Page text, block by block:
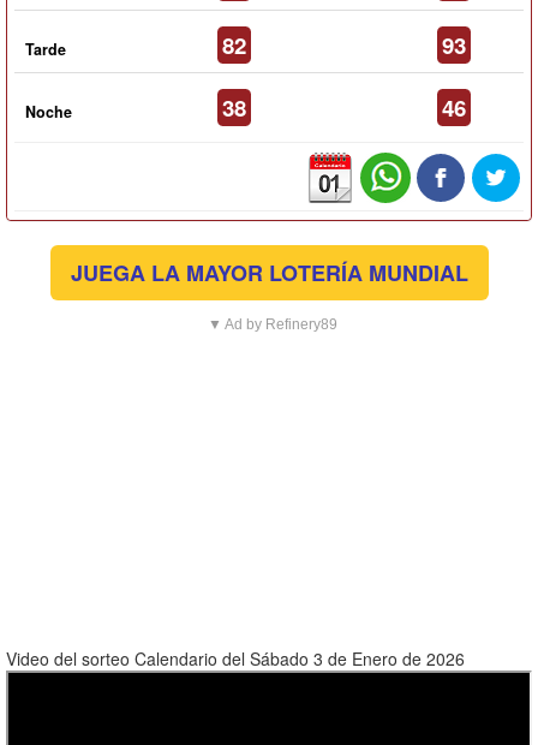
Tarde 82 93
Noche 38 46
JUEGA LA MAYOR LOTERÍA MUNDIAL
▼ Ad by Refinery89
Video del sorteo Calendario del Sábado 3 de Enero de 2026